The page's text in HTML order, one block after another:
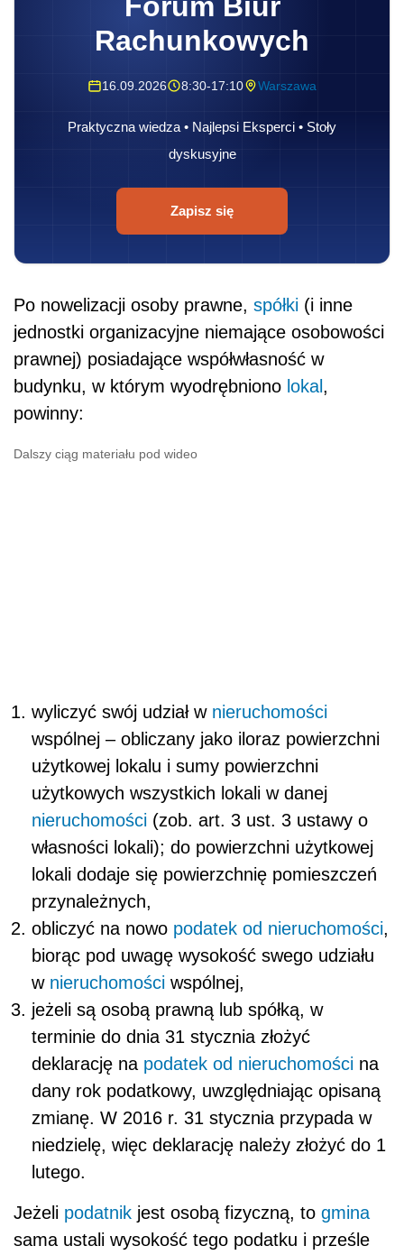
Forum Biur
Rachunkowych
16.09.2026 8:30-17:10 Warszawa
Praktyczna wiedza • Najlepsi Eksperci • Stoły
dyskusyjne
Zapisz się
Po nowelizacji osoby prawne, spółki (i inne
jednostki organizacyjne niemające osobowości
prawnej) posiadające współwłasność w
budynku, w którym wyodrębniono lokal,
powinny:
Dalszy ciąg materiału pod wideo
wyliczyć swój udział w nieruchomości
wspólnej – obliczany jako iloraz powierzchni
użytkowej lokalu i sumy powierzchni
użytkowych wszystkich lokali w danej
nieruchomości (zob. art. 3 ust. 3 ustawy o
własności lokali); do powierzchni użytkowej
lokali dodaje się powierzchnię pomieszczeń
przynależnych,
obliczyć na nowo podatek od nieruchomości,
biorąc pod uwagę wysokość swego udziału
w nieruchomości wspólnej,
jeżeli są osobą prawną lub spółką, w
terminie do dnia 31 stycznia złożyć
deklarację na podatek od nieruchomości na
dany rok podatkowy, uwzględniając opisaną
zmianę. W 2016 r. 31 stycznia przypada w
niedzielę, więc deklarację należy złożyć do 1
lutego.
Jeżeli podatnik jest osobą fizyczną, to gmina
sama ustali wysokość tego podatku i prześle